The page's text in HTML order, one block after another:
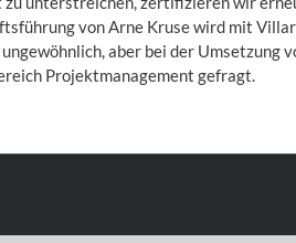
von Arne Kruse wird mit
aber bei der
Projektmanagement gefragt.